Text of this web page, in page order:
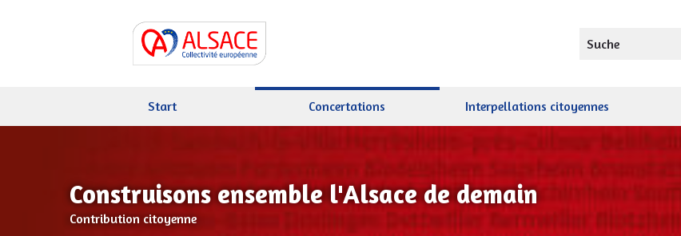
Suche
Start Concertations Interpellations citoyennes
Construisons ensemble l'Alsace de demain
Contribution citoyenne